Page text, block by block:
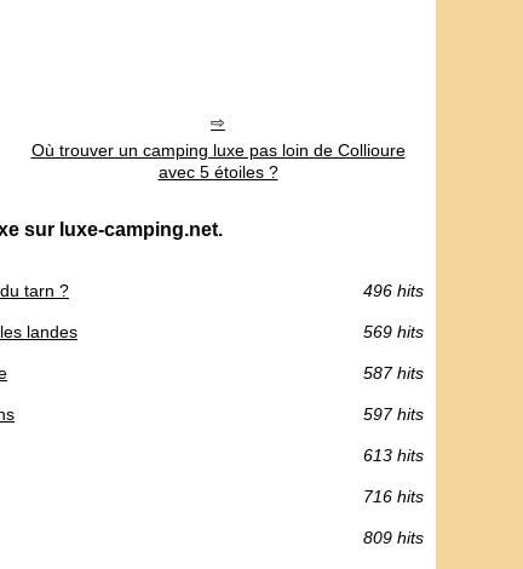
Où trouver un camping luxe pas loin de Collioure
avec 5 étoiles ?
sur luxe-camping.net.
tarn ? 496 hits
landes 569 hits
587 hits
597 hits
613 hits
716 hits
809 hits